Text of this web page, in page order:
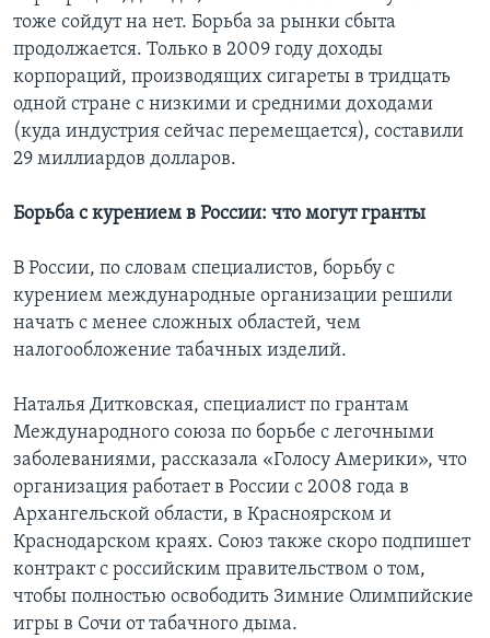
тоже сойдут на нет. Борьба за рынки сбыта
продолжается. Только в 2009 году доходы
корпораций, производящих сигареты в тридцать
одной стране с низкими и средними доходами
(куда индустрия сейчас перемещается), составили
29 миллиардов долларов.
Борьба с курением в России: что могут гранты
В России, по словам специалистов, борьбу с
курением международные организации решили
начать с менее сложных областей, чем
налогообложение табачных изделий.
Наталья Дитковская, специалист по грантам
Международного союза по борьбе с легочными
заболеваниями, рассказала «Голосу Америки», что
организация работает в России с 2008 года в
Архангельской области, в Красноярском и
Краснодарском краях. Союз также скоро подпишет
контракт с российским правительством о том,
чтобы полностью освободить Зимние Олимпийские
игры в Сочи от табачного дыма.